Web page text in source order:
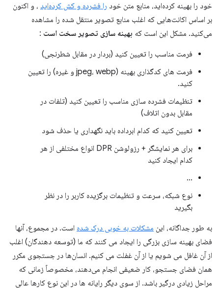
خود را بهینه کرده‌اید، منابع متن خود را فشرده و کش کرده‌اید ، و اکنون
بر اساس اکانت‌هایی که اغلب منابع تصویر منتقل شده را مشاهده
می‌کنید. مشکل این است که بهینه سازی تصویر سخت است :
فرمت مناسب را تعیین کنید (بردار در مقابل شطرنجی)
فرمت های کدگذاری بهینه (jpeg، webp و غیره) را تعیین
کنید.
تنظیمات فشرده سازی مناسب را تعیین کنید (تلفات در
مقابل بدون اتلاف)
تعیین کنید که کدام ابرداده باید نگهداری یا حذف شود
برای هر نمایشگر + رزولوشن DPR انواع مختلفی از هر
کدام ایجاد کنید
...
نوع شبکه، سرعت و تنظیمات برگزیده کاربر را در نظر
بگیرید
به طور جداگانه، این مشکلات به خوبی درک شده است. در مجموع، آنها
فضای بهینه سازی بزرگی را ایجاد می کنند که ما (توسعه دهندگان) اغلب
از آن غافل می شویم یا از آن غفلت می کنیم. انسان‌ها در جستجوی مکرر
همان فضای جستجو، کار ضعیفی انجام می‌دهند، مخصوصاً زمانی که
مراحل زیادی درگیر باشد. از سوی دیگر رایانه ها در این نوع کارها عالی